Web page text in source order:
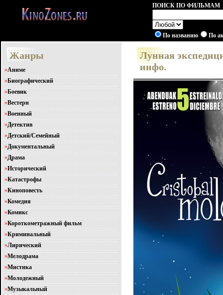
ПОИСК ПО ФИЛЬМАМ
По названию По
Жанры
»Аниме
»Биографический
»Боевик
»Вестерн
»Военный
»Детектив
»Детский/Семейный
»Документальный
»Драма
»Исторический
»Катастрофы
»Киноповесть
»Комедия
»Комикс
»Короткометражный фильм
»Криминальный
»Лирический
»Мелодрама
»Мистика
»Молодежный
»Музыкальный
Лунная
инфо.